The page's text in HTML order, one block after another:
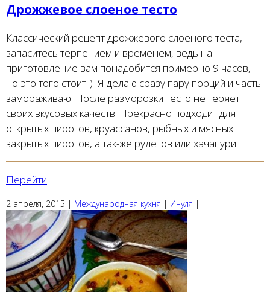
Дрожжевое слоеное тесто
Классический рецепт дрожжевого слоеного теста,
запаситесь терпением и временем, ведь на
приготовление вам понадобится примерно 9 часов,
но это того стоит.:) Я делаю сразу пару порций и часть
замораживаю. После разморозки тесто не теряет
своих вкусовых качеств. Прекрасно подходит для
открытых пирогов, круассанов, рыбных и мясных
закрытых пирогов, а так-же рулетов или хачапури.
Перейти
2 апреля, 2015 | Международная кухня | Инуля |